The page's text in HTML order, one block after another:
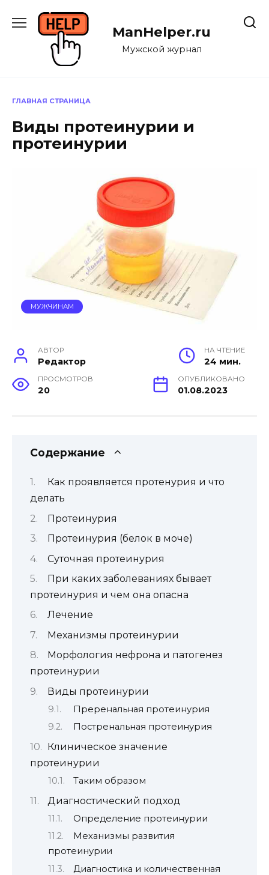
содержанию
ManHelper.ru
Мужской журнал
ГЛАВНАЯ СТРАНИЦА
Виды протеинурии и
протеинурии
МУЖЧИНАМ
АВТОР
Редактор
НА ЧТЕНИЕ
24 мин.
ПРОСМОТРОВ
20
ОПУБЛИКОВАНО
01.08.2023
Содержание
Как проявляется протенурия и что
делать
Протеинурия
Протеинурия (белок в моче)
Суточная протеинурия
При каких заболеваниях бывает
протеинурия и чем она опасна
Лечение
Механизмы протеинурии
Морфология нефрона и патогенез
протеинурии
Виды протеинурии
Преренальная протеинурия
Постренальная протеинурия
Клиническое значение
протеинурии
Таким образом
Диагностический подход
Определение протеинурии
Механизмы развития
протеинурии
Диагностика и количественная